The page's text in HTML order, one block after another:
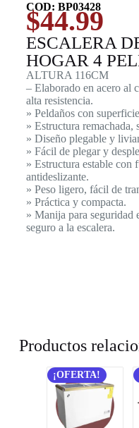
COD: BP03428
$44.99
ESCALERA
HOGAR 4
ALTURA 116CM
– Elaborado en acero al
alta resistencia.
» Peldaños con
» Estructura remachada,
» Diseño plegable y
» Fácil de plegar y
» Estructura estable con
antideslizante.
» Peso ligero, fácil de
» Práctica y compacta.
» Manija para seguridad
seguro a la escalera.
Productos
¡OFERTA!